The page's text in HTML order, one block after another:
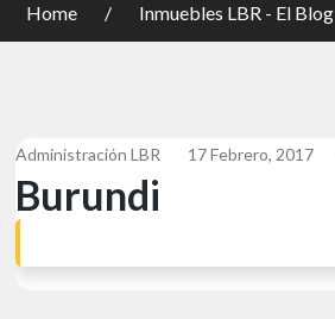
Home Inmuebles LBR - El Blog
Administración LBR 17 Febrero, 2017
Burundi